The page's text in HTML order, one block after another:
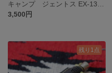
3,500円
残り1点